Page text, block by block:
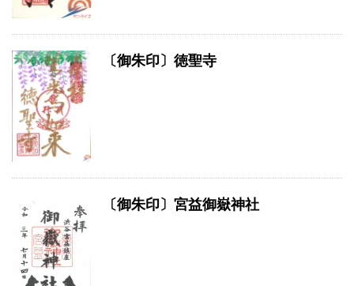
〔御朱印〕徳聖寺
〔御朱印〕宮益御嶽神社